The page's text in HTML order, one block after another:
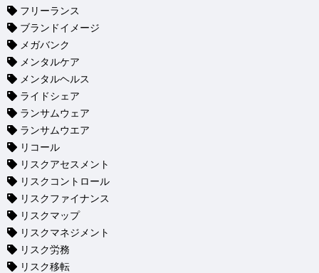
フリーランス
ブランドイメージ
メガバンク
メンタルケア
メンタルヘルス
ライドシェア
ランサムウェア
ランサムウエア
リコール
リスクアセスメント
リスクコントロール
リスクファイナンス
リスクマップ
リスクマネジメント
リスク労務
リスク移転